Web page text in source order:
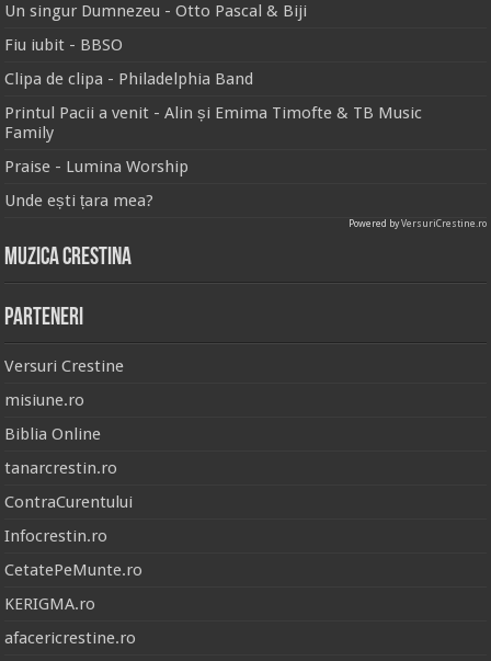
Un singur Dumnezeu - Otto Pascal & Biji
Fiu iubit - BBSO
Clipa de clipa - Philadelphia Band
Printul Pacii a venit - Alin și Emima Timofte & TB Music
Family
Praise - Lumina Worship
Unde ești țara mea?
Powered byVersuriCrestine.ro
Muzica Crestina
Parteneri
Versuri Crestine
misiune.ro
Biblia Online
tanarcrestin.ro
ContraCurentului
Infocrestin.ro
CetatePeMunte.ro
KERIGMA.ro
afacericrestine.ro